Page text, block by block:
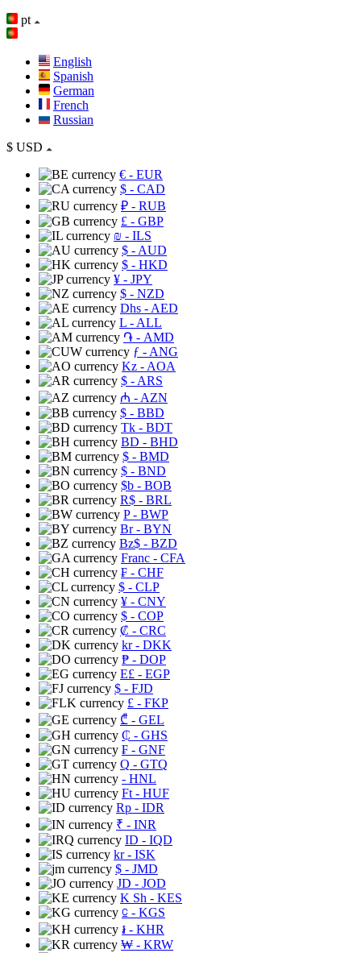
pt
English
Spanish
German
French
Russian
$ USD
€ - EUR
$ - CAD
₽ - RUB
£ - GBP
₪ - ILS
$ - AUD
$ - HKD
¥ - JPY
$ - NZD
Dhs - AED
L - ALL
֏ - AMD
ƒ - ANG
Kz - AOA
$ - ARS
₼ - AZN
$ - BBD
Tk - BDT
BD - BHD
$ - BMD
$ - BND
$b - BOB
R$ - BRL
P- BWP
Br- BYN
Bz$ - BZD
Franc - CFA
₣ - CHF
$ - CLP
¥ - CNY
$ - COP
₡ - CRC
kr- DKK
₱ - DOP
E£ - EGP
$ - FJD
£ - FKP
₾ - GEL
₵ - GHS
₣ - GNF
Q - GTQ
- HNL
Ft - HUF
Rp - IDR
₹ - INR
ID - IQD
kr- ISK
$ - JMD
JD - JOD
K Sh - KES
⃀ - KGS
៛ - KHR
₩ - KRW